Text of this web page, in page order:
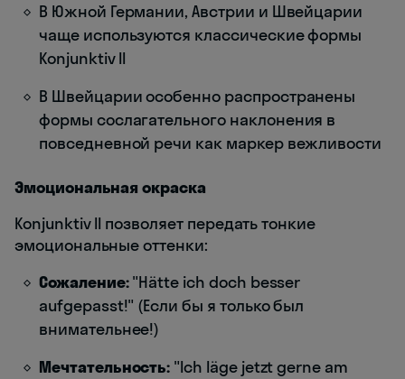
В Южной Германии, Австрии и Швейцарии
чаще используются классические формы
Konjunktiv II
В Швейцарии особенно распространены
формы сослагательного наклонения в
повседневной речи как маркер вежливости
Эмоциональная окраска
Konjunktiv II позволяет передать тонкие
эмоциональные оттенки:
Сожаление:"Hätte ich doch besser
aufgepasst!" (Если бы я только был
внимательнее!)
Мечтательность: "Ich läge jetzt gerne am